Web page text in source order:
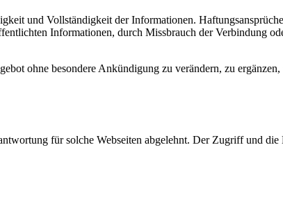
und Vollständigkeit der Informationen.
Informationen, durch Missbrauch der Verbindung
ohne besondere Ankündigung zu verändern, zu
für solche Webseiten abgelehnt. Der Zugriff und die